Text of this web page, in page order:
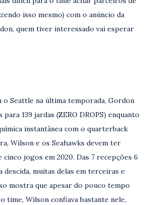
isso mesmo) com o anúncio da
quem tiver interessado vai esperar
o Seattle na última temporada, Gordon
139 jardas (ZERO DROPS) enquanto
instantânea com o quarterback
Wilson e os Seahawks devem ter
jogos em 2020. Das 7 recepções 6
muitas delas em terceiras e
mostra que apesar do pouco tempo
time, Wilson confiava bastante nele,